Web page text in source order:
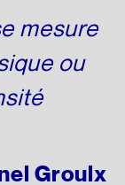
mesure
ou
Groulx